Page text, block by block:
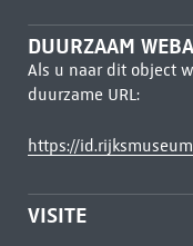
DUURZAAM
Als u naar dit object
duurzame URL:
https://
VISITE